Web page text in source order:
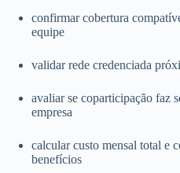
confirmar cobertura
equipe
validar rede credenciada
avaliar se coparticipação faz
empresa
calcular custo mensal total e
benefícios